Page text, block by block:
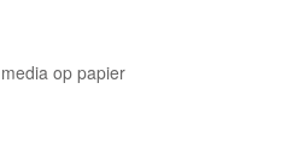
op papier